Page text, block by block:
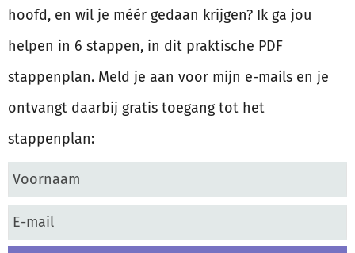
hoofd, en wil je méér gedaan krijgen? Ik ga jou
helpen in 6 stappen, in dit praktische PDF
stappenplan. Meld je aan voor mijn e-mails en je
ontvangt daarbij gratis toegang tot het
stappenplan: